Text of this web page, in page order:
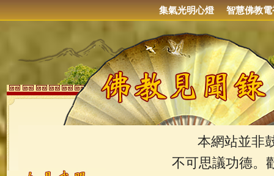
集氣光明心燈 智慧佛教電
本網站並非鼓
不可思議功德。